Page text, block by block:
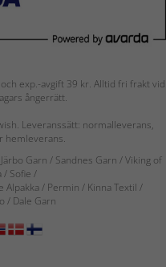
exp.-avgift 39 kr. Alltid fri frakt vid
ångerrätt.
Leveranssätt: normalleverans,
hemleverans.
Garn / Sandnes Garn / Viking of
/ Sofie /
Alpakka / Permin / Kinna Textil /
/ Dale Garn